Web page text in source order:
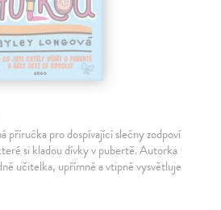
příručka pro dospívající slečny zodpoví
si kladou dívky v pubertě. Autorka
učitelka, upřímně a vtipně vysvětluje